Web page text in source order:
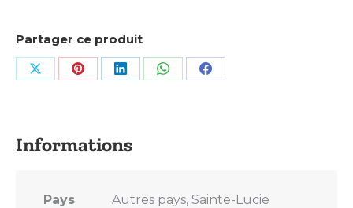
Partager ce produit
Share Share Share Share Share
Pays
Autres pays, Sainte-Lucie